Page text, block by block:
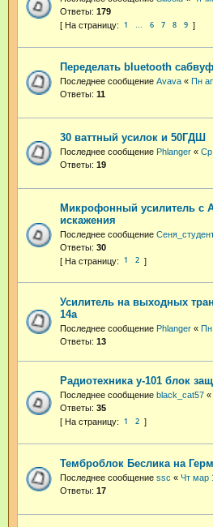
Ответы: 179
1 … 6 7 8 9
Переделать bluetooth
Последнее сообщение Avava « Пн
Ответы: 11
30 ваттный усилок и 50ГДШ
Последнее сообщение Phlanger « Ср
Ответы: 19
Микрофонный усилитель с
искажения
Последнее сообщение
Ответы: 30
1 2
Усилитель на выходных
14а
Последнее сообщение Phlanger «
Ответы: 13
Радиотехника у-101 блок
Последнее сообщение black_cat57 «
Ответы: 35
1 2
Темброблок Беслика на
Последнее сообщение ssc « Чт мар
Ответы: 17